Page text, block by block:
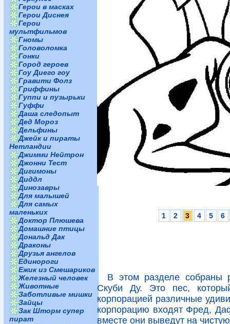
Герои в масках
Герои Диснея
Герои
мультфильмов
Гномы
Головоломка
Гонки
Город героев
Гоу Диего гоу
Гравити Фолз
Гриффины
Гуппи и пузырьки
Гуффи
Даша следопыт
Дед Мороз
Дельфины
Джейк и пираты
Нетландии
Джимми Нейтрон
Джонни Тест
Дигимоны
Диддл
Динозавры
Для малышей
Для самых
маленьких
Доктор Плюшева
Домашние птицы
Дональд Дак
Драконы
Друзья ангелов
Единороги
Ежик из Смешариков
Железный человек
Животные
Заботливые мишки
Зайцы
Зак Шторм супер
пират
1 2 3 4 5 6
В этом разделе собраны
Скуби Ду. Это пес,
корпорацией различные
корпорацию входят Фред,
вместе они выведут на